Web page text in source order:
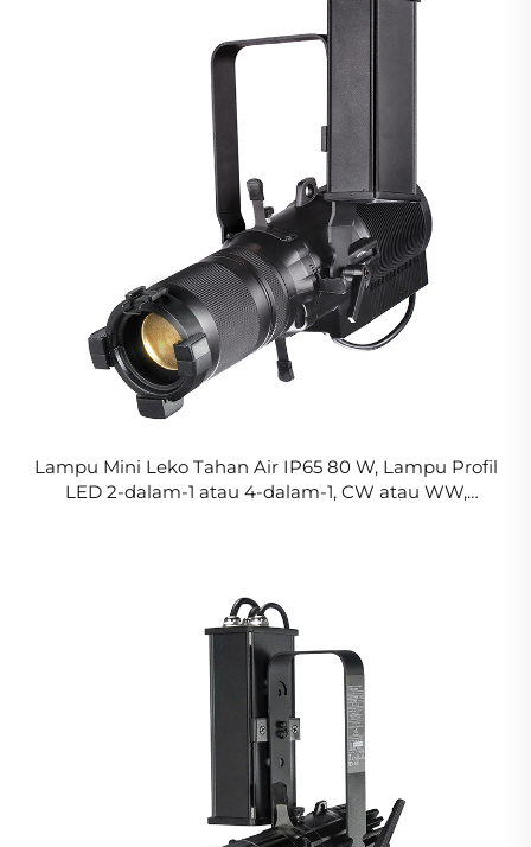
Lampu Mini Leko Tahan Air IP65 80 W, Lampu Profil
LED 2-dalam-1 atau 4-dalam-1, CW atau WW,